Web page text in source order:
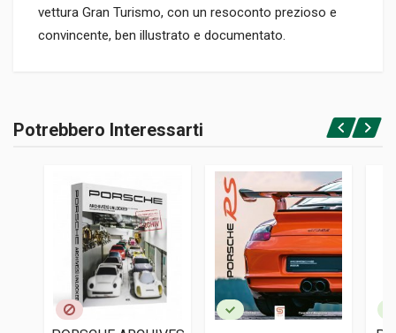
vettura Gran Turismo, con un resoconto prezioso e
convincente, ben illustrato e documentato.
Brossura
9788855003575
Nep Edizioni
LINGUA DEL TESTO
Accedi o registrati
Potrebbero Interessarti